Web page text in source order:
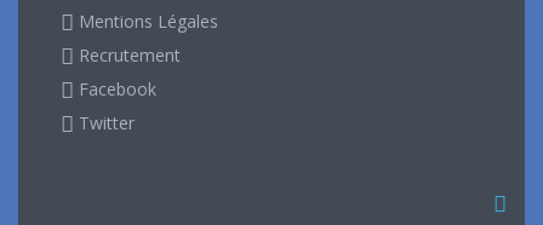
Mentions Légales
Recrutement
Facebook
Twitter